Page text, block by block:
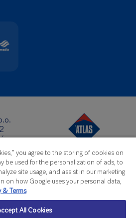
Hauptsitz:
+48 42 631 88 00
+48 42 631 88 88
atlas@atlas.com.pl
Abteilung:
+48 42 714 07 92
you agree to the storing of cookies on
be used for the personalization of ads, to
site usage, and assist in our marketing
on how Google uses your personal data,
& Terms
All Cookies